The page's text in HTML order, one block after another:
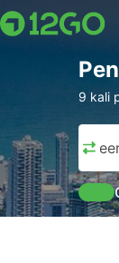
9 kali